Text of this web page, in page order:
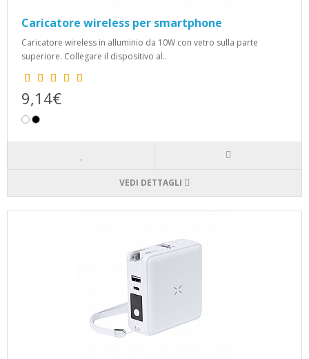
Caricatore wireless per smartphone
Caricatore wireless in alluminio da 10W con vetro sulla parte
superiore. Collegare il dispositivo al..
9,14€
VEDI DETTAGLI